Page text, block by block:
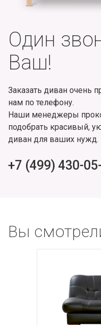
Один
Ваш!
Заказать диван очень
нам по телефону.
Наши менеджеры
подобрать красивый,
диван для ваших нужд.
+7 (499) 430-
Вы